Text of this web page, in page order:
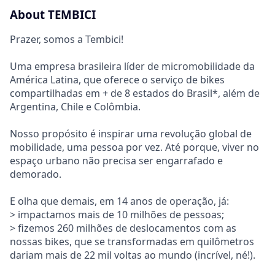
About TEMBICI
Prazer, somos a Tembici!
Uma empresa brasileira líder de micromobilidade da
América Latina, que oferece o serviço de bikes
compartilhadas em + de 8 estados do Brasil*, além de
Argentina, Chile e Colômbia.
Nosso propósito é inspirar uma revolução global de
mobilidade, uma pessoa por vez. Até porque, viver no
espaço urbano não precisa ser engarrafado e
demorado.
E olha que demais, em 14 anos de operação, já:
> impactamos mais de 10 milhões de pessoas;
> fizemos 260 milhões de deslocamentos com as
nossas bikes, que se transformadas em quilômetros
dariam mais de 22 mil voltas ao mundo (incrível, né!).